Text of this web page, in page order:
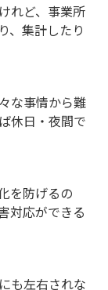
れど、事業所
、集計したり
な事情から難
休日・夜間で
を防げるの
対応ができる
も左右されな